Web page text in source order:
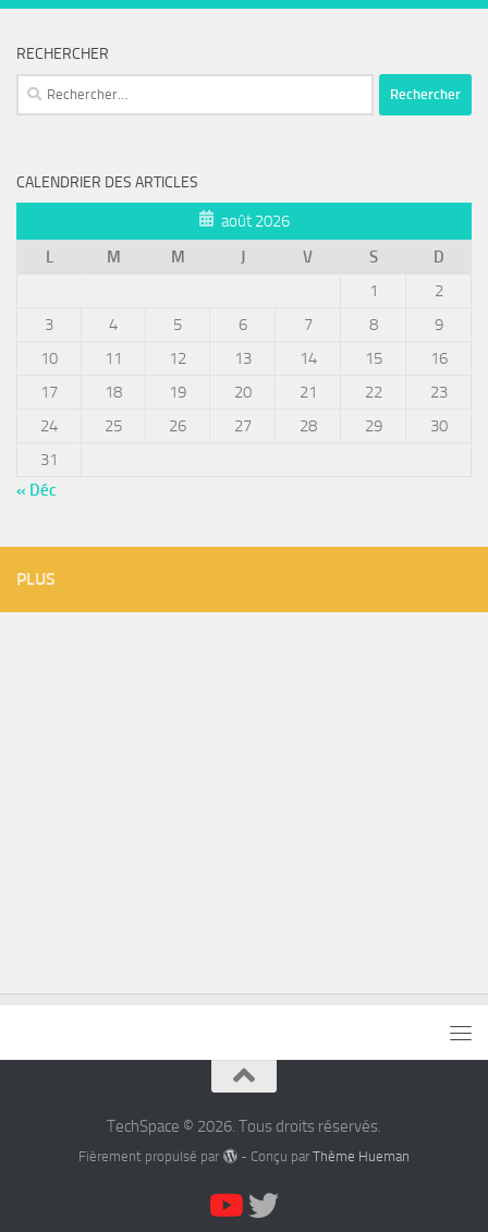
RECHERCHER
Rechercher :
CALENDRIER DES ARTICLES
août 2026
L
M M J V S
D
1
2
3
4 5 6 7 8
9
10
11 12 13 14 15
16
17
18 19 20 21 22
23
24
25 26 27 28 29
30
31
« Déc
PLUS
TechSpace © 2026. Tous droits réservés.
Fièrement propulsé par - Conçu par Thème Hueman